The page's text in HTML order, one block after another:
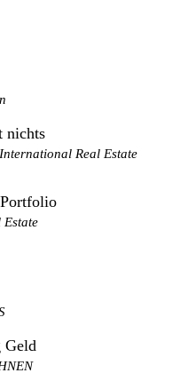
nichts
Real Estate
Geld